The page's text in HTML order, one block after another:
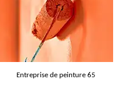
Entreprise de peinture 65